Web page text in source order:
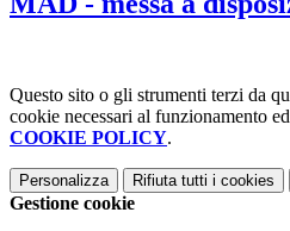
Questo sito o gli strumenti terzi da
cookie necessari al funzionamento
COOKIE POLICY.
Personalizza Rifiuta tutti i cookies
Gestione cookie